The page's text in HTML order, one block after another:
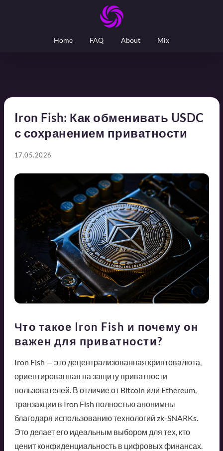
Home FAQ About Mix
Iron Fish: Как обменивать USDC
с сохранением приватности
17.05.2026
Что такое Iron Fish и почему он
важен для приватности?
Iron Fish — это децентрализованная криптовалюта,
ориентированная на защиту приватности
пользователей. В отличие от Bitcoin или Ethereum,
транзакции в Iron Fish полностью анонимны
благодаря использованию технологий zk-SNARKs.
Это делает его идеальным выбором для тех, кто
ценит конфиденциальность в цифровых финансах.